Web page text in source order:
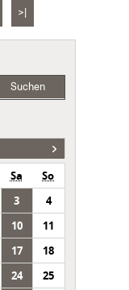
>|
Suchen
Sa
So
3
4
10
11
17
18
24
25